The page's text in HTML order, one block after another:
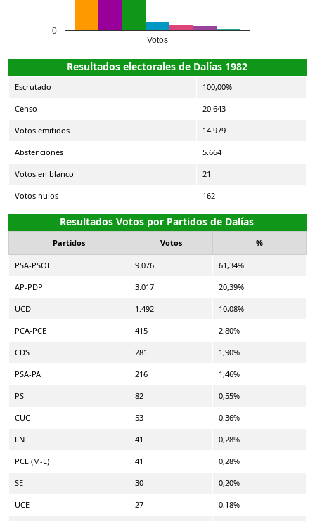
Votos
0
Resultados electorales de Dalías 1982
Escrutado 100,00%
Censo 20.643
Votos emitidos 14.979
Abstenciones 5.664
Votos en blanco 21
Votos nulos 162
Resultados Votos por Partidos de Dalías
Partidos Votos %
PSA-PSOE 9.076 61,34%
AP-PDP 3.017 20,39%
UCD 1.492 10,08%
PCA-PCE 415 2,80%
CDS 281 1,90%
PSA-PA 216 1,46%
PS 82 0,55%
CUC 53 0,36%
FN 41 0,28%
PCE (M-L) 41 0,28%
SE 30 0,20%
UCE 27 0,18%